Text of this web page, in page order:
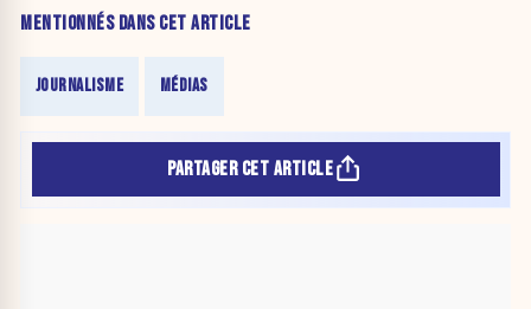
MENTIONNÉS DANS CET ARTICLE
JOURNALISME MÉDIAS
PARTAGER CET ARTICLE